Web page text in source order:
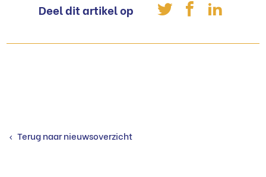
Deel dit artikel op
Terug naar nieuwsoverzicht